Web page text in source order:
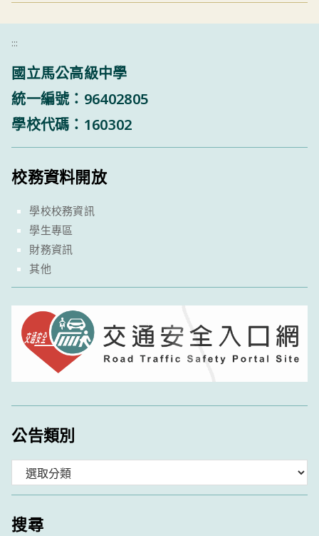
:::
國立馬公高級中學
統一編號：96402805
學校代碼：160302
校務資料開放
學校校務資訊
學生專區
財務資訊
其他
公告類別
類
搜尋